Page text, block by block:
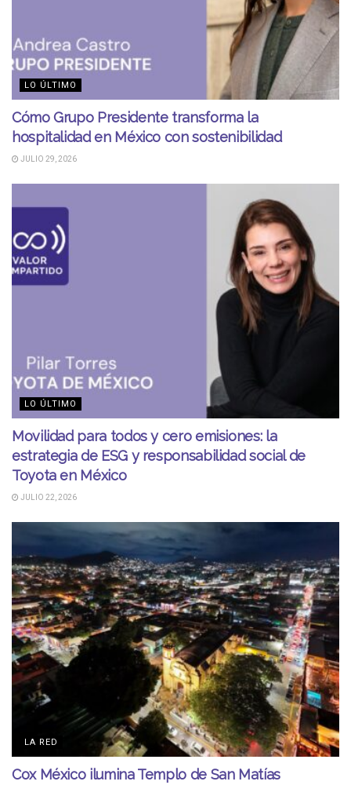
LO ÚLTIMO
Cómo Grupo Presidente transforma la
hospitalidad en México con sostenibilidad
JULIO 29, 2026
LO ÚLTIMO
Movilidad para todos y cero emisiones: la
estrategia de ESG y responsabilidad social de
Toyota en México
JULIO 22, 2026
LA RED
Cox México ilumina Templo de San Matías